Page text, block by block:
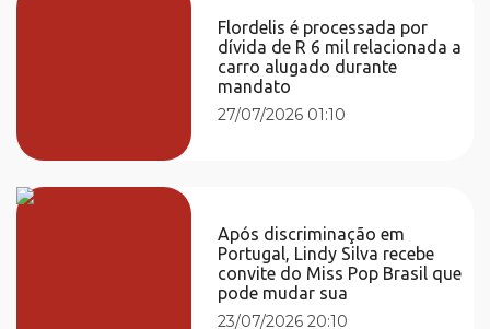
Flordelis é processada por
dívida de R 6 mil relacionada a
carro alugado durante
mandato
27/07/2026 01:10
Após discriminação em
Portugal, Lindy Silva recebe
convite do Miss Pop Brasil que
pode mudar sua
23/07/2026 20:10